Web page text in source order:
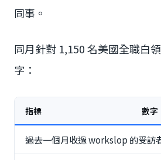
同事。
同月針對 1,150 名美國全職白
字：
指標 數字
過去一個月收過 workslop 的受訪